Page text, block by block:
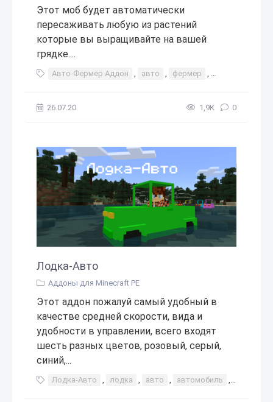
Этот моб будет автоматически
пересаживать любую из растений
которые вы выращивайте на вашей
грядке....
Авто-Фермер Аддон , авто , фермер , ферма
26.07.20 1,9К 0
Лодка-Авто
Аддоны для Minecraft PE
Этот аддон пожалуй самый удобный в
качестве средней скорости, вида и
удобности в управлении, всего входят
шесть разных цветов, розовый, серый,
синий,...
Лодка-Авто , лодка , авто , автомобиль ,